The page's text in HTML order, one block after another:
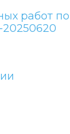
работ
20250620